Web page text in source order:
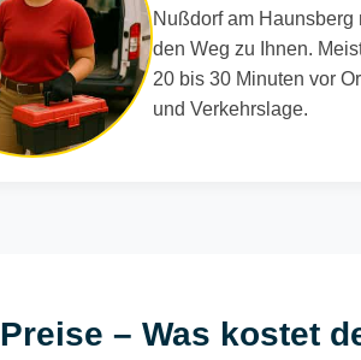
Nußdorf am Haunsberg
den Weg zu Ihnen.
20 bis 30 Minuten vor
und Verkehrslage.
Preise – Was kostet